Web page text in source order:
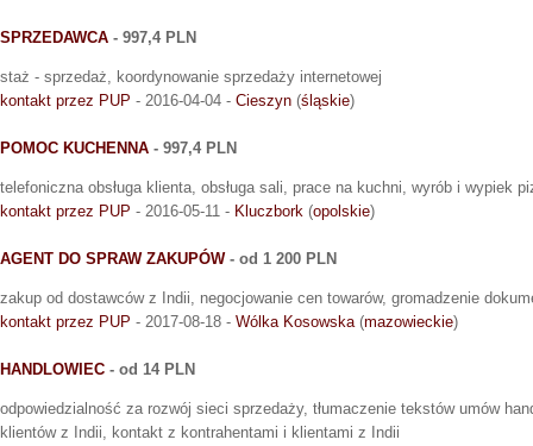
SPRZEDAWCA - 997,4 PLN
staż - sprzedaż, koordynowanie sprzedaży internetowej
kontakt przez PUP - 2016-04-04 - Cieszyn (śląskie)
POMOC KUCHENNA - 997,4 PLN
telefoniczna obsługa klienta, obsługa sali, prace na kuchni, wyrób i wypiek
kontakt przez PUP - 2016-05-11 - Kluczbork (opolskie)
AGENT DO SPRAW ZAKUPÓW- od 1 200 PLN
zakup od dostawców z Indii, negocjowanie cen towarów, gromadzenie
kontakt przez PUP - 2017-08-18 - Wólka Kosowska(mazowieckie)
HANDLOWIEC - od 14 PLN
odpowiedzialność za rozwój sieci sprzedaży, tłumaczenie tekstów umów
klientów z Indii, kontakt z kontrahentami i klientami z Indii